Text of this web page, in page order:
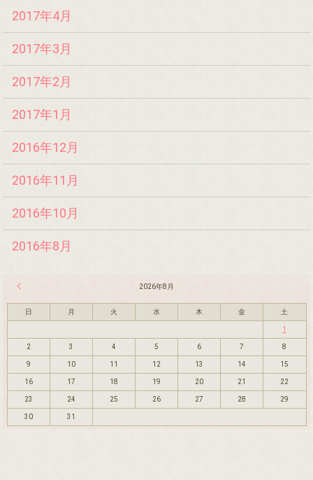
2017年4月
2017年3月
2017年2月
2017年1月
2016年12月
2016年11月
2016年10月
2016年8月
2026年8月
日 月 火 水 木 金 土
1
2 3 4 5 6 7 8
9 10 11 12 13 14 15
16 17 18 19 20 21 22
23 24 25 26 27 28 29
30 31